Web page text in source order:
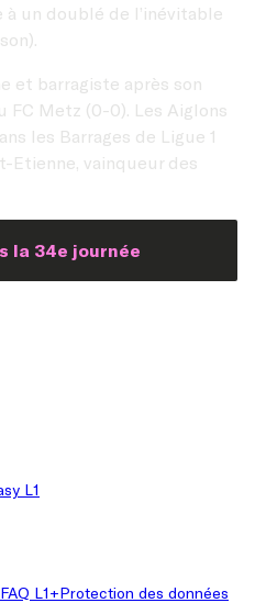
à un doublé de l’inévitable
et barragiste après son
FC Metz (0-0). Les Aiglons
les Barrages de Ligue 1
Etienne, vainqueur des
la 34e journée
L1
FAQ L1+Protection des données